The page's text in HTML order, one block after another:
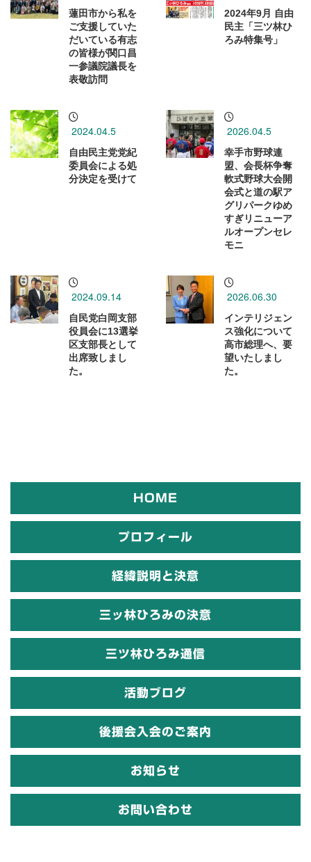
蓮田市から私を
ご支援していた
だいている有志
の皆様が関口昌
一参議院議長を
表敬訪問
2024年9月 自由
民主「三ツ林ひ
ろみ特集号」
2024.04.5
自由民主党党紀
委員会による処
分決定を受けて
2026.04.5
幸手市野球連
盟、会長杯争奪
軟式野球大会開
会式と道の駅ア
グリパークゆめ
すぎリニューア
ルオープンセレ
モニ
2024.09.14
自民党白岡支部
役員会に13選挙
区支部長として
出席致しまし
た。
2026.06.30
インテリジェン
ス強化について
高市総理へ、要
望いたしまし
た。
HOME
プロフィール
経緯説明と決意
三ッ林ひろみの決意
三ツ林ひろみ通信
活動ブログ
後援会入会のご案内
お知らせ
お問い合わせ